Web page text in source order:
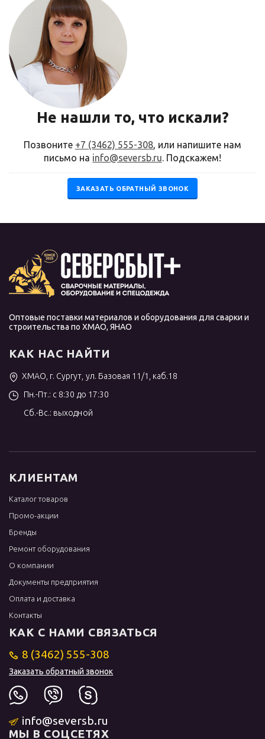
Не нашли то, что искали?
Позвоните +7 (3462) 555-308, или напишите нам
письмо на info@seversb.ru. Подскажем!
ЗАКАЗАТЬ ОБРАТНЫЙ ЗВОНОК
Оптовые поставки материалов и оборудования для сварки и
строительства по ХМАО, ЯНАО
КАК НАС НАЙТИ
ХМАО, г. Сургут, ул. Базовая 11/1, каб.18
Пн.-Пт.: с 8:30 до 17:30
Сб.-Вс.: выходной
КЛИЕНТАМ
Каталог товаров
Промо-акции
Бренды
Ремонт оборудования
О компании
Документы предприятия
Оплата и доставка
Контакты
КАК С НАМИ СВЯЗАТЬСЯ
8 (3462) 555-308
Заказать обратный звонок
info@seversb.ru
МЫ В СОЦСЕТЯХ